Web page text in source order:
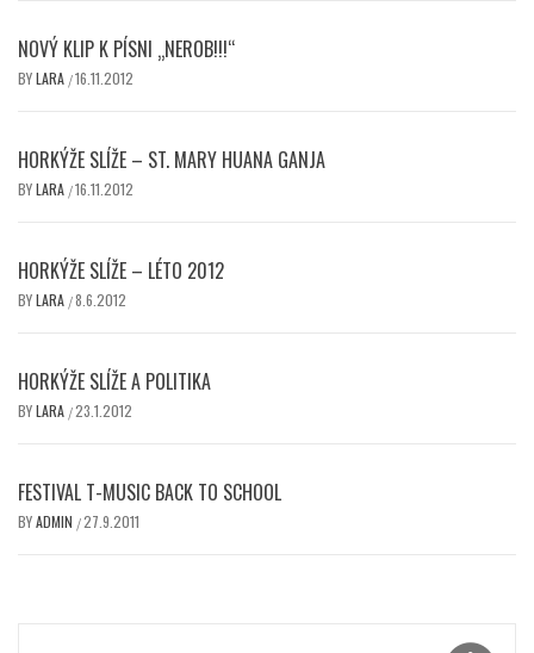
NOVÝ KLIP K PÍSNI „NEROB!!!“
BYLARA /16.11.2012
HORKÝŽE SLÍŽE – ST. MARY HUANA GANJA
BYLARA /16.11.2012
HORKÝŽE SLÍŽE – LÉTO 2012
BYLARA /8.6.2012
HORKÝŽE SLÍŽE A POLITIKA
BYLARA /23.1.2012
FESTIVAL T-MUSIC BACK TO SCHOOL
BYADMIN /27.9.2011